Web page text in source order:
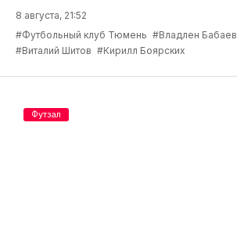
8 августа, 21:52
#Футбольный клуб Тюмень #Владлен Бабаев
#Виталий Шитов #Кирилл Боярских
Футзал